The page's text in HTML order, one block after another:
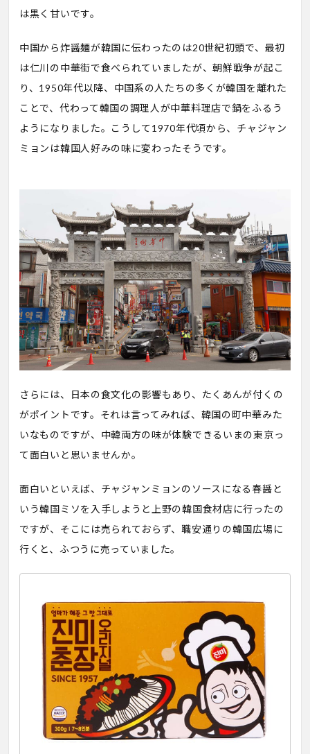
は黒く甘いです。
中国から炸醤麺が韓国に伝わったのは20世紀初頭で、最初
は仁川の中華街で食べられていましたが、朝鮮戦争が起こ
り、1950年代以降、中国系の人たちの多くが韓国を離れた
ことで、代わって韓国の調理人が中華料理店で鍋をふるう
ようになりました。こうして1970年代頃から、チャジャン
ミョンは韓国人好みの味に変わったそうです。
さらには、日本の食文化の影響もあり、たくあんが付くの
がポイントです。それは言ってみれば、韓国の町中華みた
いなものですが、中韓両方の味が体験できるいまの東京っ
て面白いと思いませんか。
面白いといえば、チャジャンミョンのソースになる春醤と
いう韓国ミソを入手しようと上野の韓国食材店に行ったの
ですが、そこには売られておらず、職安通りの韓国広場に
行くと、ふつうに売っていました。